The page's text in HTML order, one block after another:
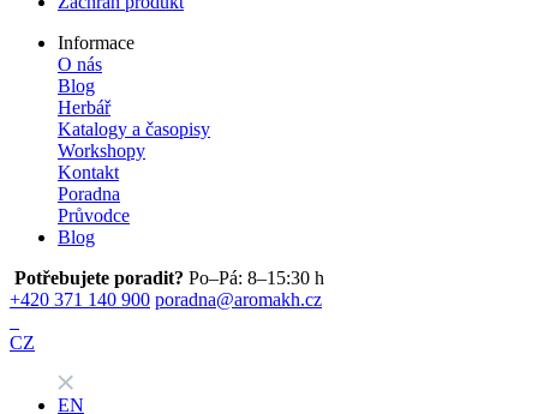
Informace
O nás
Blog
Herbář
Katalogy a časopisy
Workshopy
Kontakt
Poradna
Průvodce
Blog
Potřebujete poradit? Po–Pá: 8–15:30 h
+420 371 140 900 poradna@aromakh.cz
CZ
EN